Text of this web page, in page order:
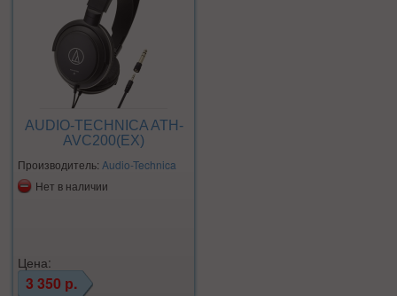
AUDIO-TECHNICA ATH-
AVC200(EX)
Производитель: Audio-Technica
Нет в наличии
Цена:
3 350 р.